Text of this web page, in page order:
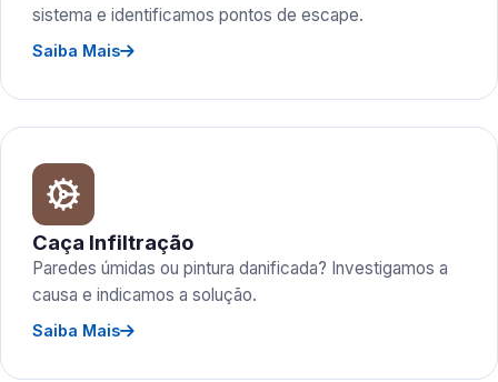
sistema e identificamos pontos de escape.
Saiba Mais
Caça Infiltração
Paredes úmidas ou pintura danificada? Investigamos a
causa e indicamos a solução.
Saiba Mais